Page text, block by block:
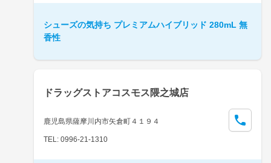
シューズの気持ち プレミアムハイブリッド 280mL 無
香性
ドラッグストアコスモス隈之城店
鹿児島県薩摩川内市矢倉町４１９４
TEL: 0996-21-1310